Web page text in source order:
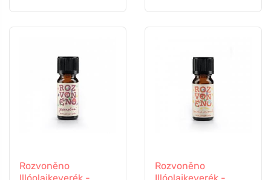
Rozvoněno
Illóolajkeverék -
Rozvoněno
Illóolajkeverék -